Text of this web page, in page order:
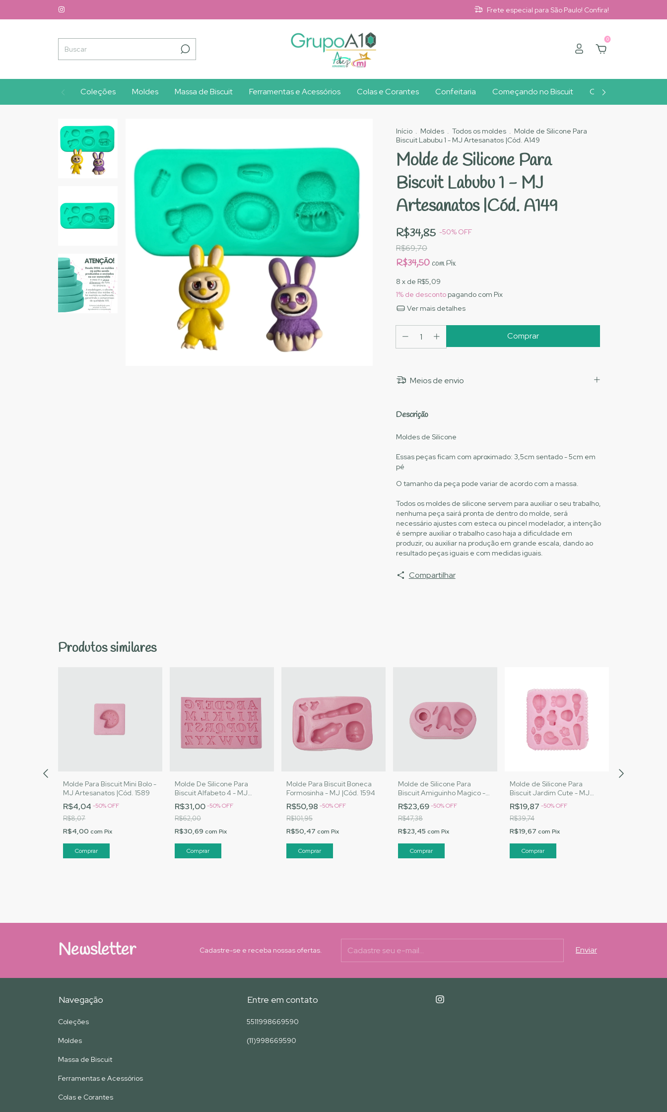
Frete especial para São Paulo! Confira!
0
Coleções Moldes Massa de Biscuit Ferramentas e Acessórios Colas e Corantes Confeitaria Começando no Biscuit Clube A10
Início . Moldes . Todos os moldes . Molde de Silicone Para
Biscuit Labubu 1 - MJ Artesanatos |Cód. A149
Molde de Silicone Para
Biscuit Labubu 1 - MJ
Artesanatos |Cód. A149
R$34,85 -50% OFF
R$69,70
R$34,50 com Pix
8 x de R$5,09
1% de desconto pagando com Pix
Ver mais detalhes
Meios de envio
Descrição
Moldes de Silicone
Essas peças ficam com aproximado: 3,5cm sentado - 5cm em
pé
O tamanho da peça pode variar de acordo com a massa.
Todos os moldes de silicone servem para auxiliar o seu trabalho,
nenhuma peça sairá pronta de dentro do molde, será
necessário ajustes com esteca ou pincel modelador, a intenção
é sempre auxiliar o trabalho caso haja a dificuldade em
produzir, ou auxiliar na produção em grande escala, dando ao
resultado peças iguais e com medidas iguais.
Compartilhar
Produtos similares
Molde Para Biscuit Mini Bolo -
MJ Artesanatos |Cód. 1589
R$4,04 -50%OFF
R$8,07
R$4,00 com Pix
Molde De Silicone Para
Biscuit Alfabeto 4 - MJ
Artesanatos |Cód. 1592
R$31,00-50%OFF
R$62,00
R$30,69 com Pix
Molde Para Biscuit Boneca
Formosinha - MJ |Cód. 1594
R$50,98 -50%OFF
R$101,95
R$50,47 com Pix
Molde de Silicone Para
Biscuit Amiguinho Magico -
MJ Artesanatos |Cód. 1595
R$23,69-50%OFF
R$47,38
R$23,45 com Pix
Molde de Silicone Para
Biscuit Jardim Cute - MJ
Artesanatos |Cód. 1602
R$19,87 -50%OFF
R$39,74
R$19,67 com Pix
Newsletter Cadastre-se e receba nossas ofertas.
Navegação
Coleções
Moldes
Massa de Biscuit
Ferramentas e Acessórios
Colas e Corantes
Entre em contato
5511998669590
(11)998669590